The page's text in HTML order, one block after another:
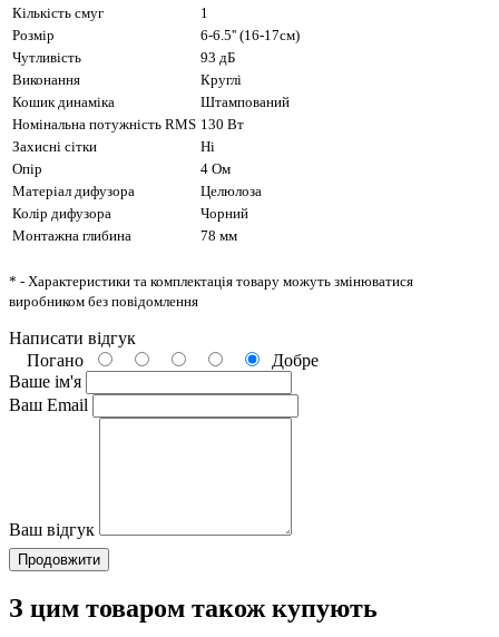
Кількість смуг
1
Розмір
6-6.5'' (16-17см)
Чутливість
93 дБ
Виконання
Круглі
Кошик динаміка
Штампований
Номінальна потужність RMS 130 Вт
Захисні сітки
Ні
Опір
4 Ом
Матеріал дифузора
Целюлоза
Колір дифузора
Чорний
Монтажна глибина
78 мм
* - Характеристики та комплектація товару можуть змінюватися
виробником без повідомлення
Написати відгук
Погано
Добре
Ваше ім'я
Ваш Email
Ваш відгук
Продовжити
З цим товаром також купують